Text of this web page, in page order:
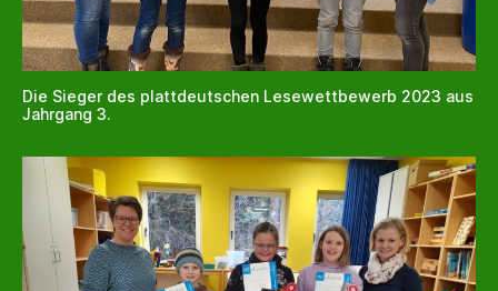
Die Sieger des plattdeutschen Lesewettbewerb 2023 aus
Jahrgang 3.